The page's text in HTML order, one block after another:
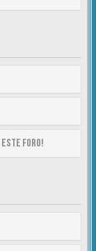
este foro!